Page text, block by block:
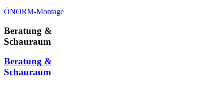
ÖNORM-Montage
Beratung &
Schauraum
Beratung &
Schauraum